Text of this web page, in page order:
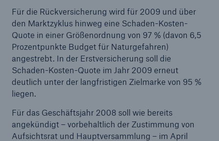
Für die Rückversicherung wird für 2009 und über
den Marktzyklus hinweg eine Schaden-Kosten-
Quote in einer Größenordnung von 97 % (davon 6,5
Prozentpunkte Budget für Naturgefahren)
angestrebt. In der Erstversicherung soll die
Schaden-Kosten-Quote im Jahr 2009 erneut
deutlich unter der langfristigen Zielmarke von 95 %
liegen.
Für das Geschäftsjahr 2008 soll wie bereits
angekündigt – vorbehaltlich der Zustimmung von
Aufsichtsrat und Hauptversammlung – im April